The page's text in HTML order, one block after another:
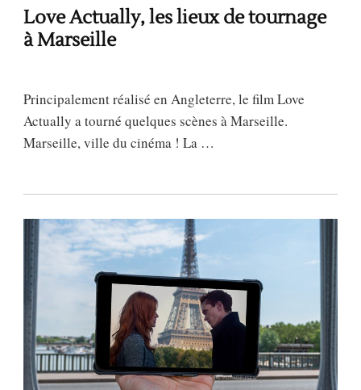
Love Actually, les lieux de tournage
à Marseille
Principalement réalisé en Angleterre, le film Love
Actually a tourné quelques scènes à Marseille.
Marseille, ville du cinéma ! La …